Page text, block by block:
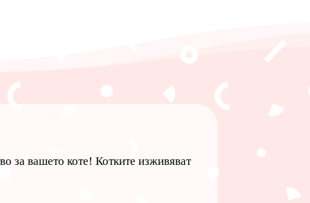
за вашето коте! Котките изживяват